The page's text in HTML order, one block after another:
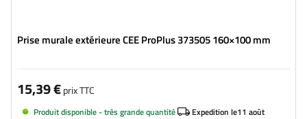
Prise murale extérieure CEE ProPlus 373505 160×100 mm
15,39 €prix TTC
Produit disponible - très grande quantité Expedition le11 août